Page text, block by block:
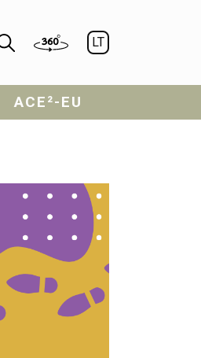
LT
ACE²-EU